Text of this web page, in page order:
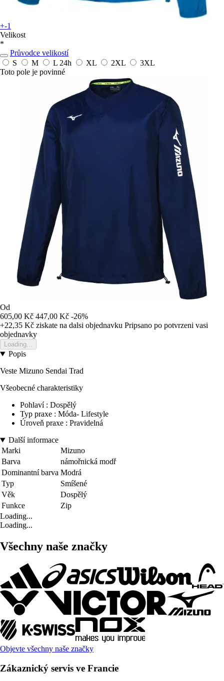
+-1
Velikost
*
Průvodce velikostí
S
M L 24h XL 2XL
3XL
Toto pole je povinné
Od
605,00 Kč 447,00 Kč -26%
+22,35 Kč ziskate na dalsi objednavku Pripsano po potvrzeni vasi
objednavky
Loading...
Popis
Veste Mizuno Sendai Trad
Všeobecné charakteristiky
Pohlaví : Dospělý
Typ praxe : Móda- Lifestyle
Úroveň praxe : Pravidelná
Další informace
Marki
Mizuno
Barva
námořnická modř
Dominantní barva Modrá
Typ
Smíšené
Věk
Dospělý
Funkce
Zip
Loading...
Loading...
Všechny naše značky
Objevte všechny naše značky
Zákaznický servis ve Francie